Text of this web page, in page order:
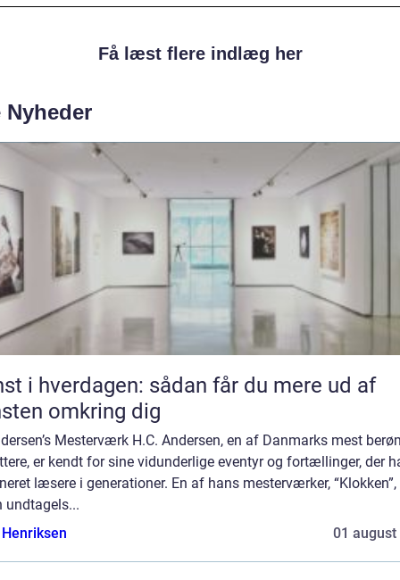
Få læst flere indlæg her
Nyheder
i hverdagen: sådan får du mere ud af
omkring dig
Mesterværk H.C. Andersen, en af Danmarks mest
er kendt for sine vidunderlige eventyr og fortællinger, der
læsere i generationer. En af hans mesterværker, “Klokken”,
undtagels...
01 august